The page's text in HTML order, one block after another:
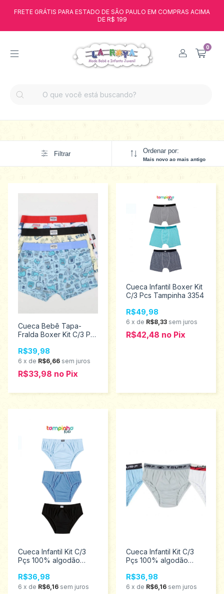
FRETE GRÁTIS PARA ESTADO DE SÃO PAULO EM COMPRAS ACIMA
DE R$ 199
0
Filtrar Ordenar por:
Mais novo ao mais antigo
Cueca Bebê Tapa-
Fralda Boxer Kit C/3 Pcs
R$39,98
6 x de R$6,66 sem juros
R$33,98 no Pix
Cueca Infantil Boxer Kit
C/3 Pcs Tampinha 3354
R$49,98
6 x de R$8,33 sem juros
R$42,48 no Pix
Cueca Infantil Kit C/3
Pçs 100% algodão
R$36,98
6 x de R$6,16 sem juros
Cueca Infantil Kit C/3
Pçs 100% algodão
R$36,98
6 x de R$6,16 sem juros